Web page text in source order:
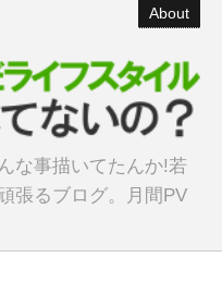
About
な事描いてたんか!若
張るブログ。月間PV